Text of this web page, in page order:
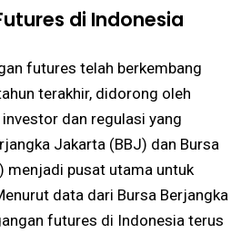
di Indonesia
futures telah berkembang
terakhir, didorong oleh
dan regulasi yang
Jakarta (BBJ) dan Bursa
menjadi pusat utama untuk
data dari Bursa Berjangka
futures di Indonesia terus